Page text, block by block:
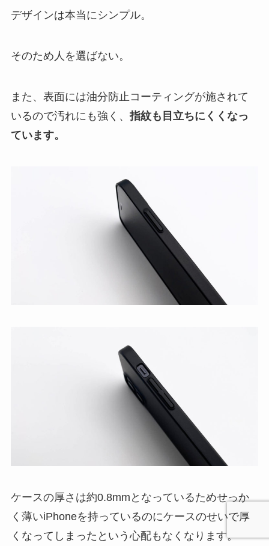
デザインは本当にシンプル。
そのため人を選ばない。
また、表面には油分防止コーティングが施されて
いるので汚れにも強く、 指紋も目立ちにくくなっ
ています。
ケースの厚さは約0.8mmとなっているためせっか
く薄いiPhoneを持っているのにケースのせいで厚
くなってしまったという心配もなくなります。